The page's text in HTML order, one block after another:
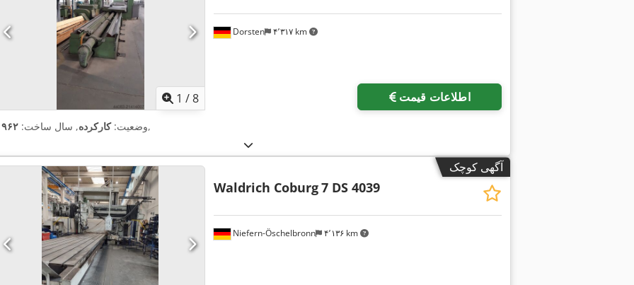
1 /8
Dorsten ۴٬۳۱۷ km
اطلاعات قیمت
وضعیت:کارکرده, سال ساخت: ,
آگهی کوچک
Niefern-Öschelbronn ۴٬۱۳۶ km
Waldrich Coburg7 DS 4039